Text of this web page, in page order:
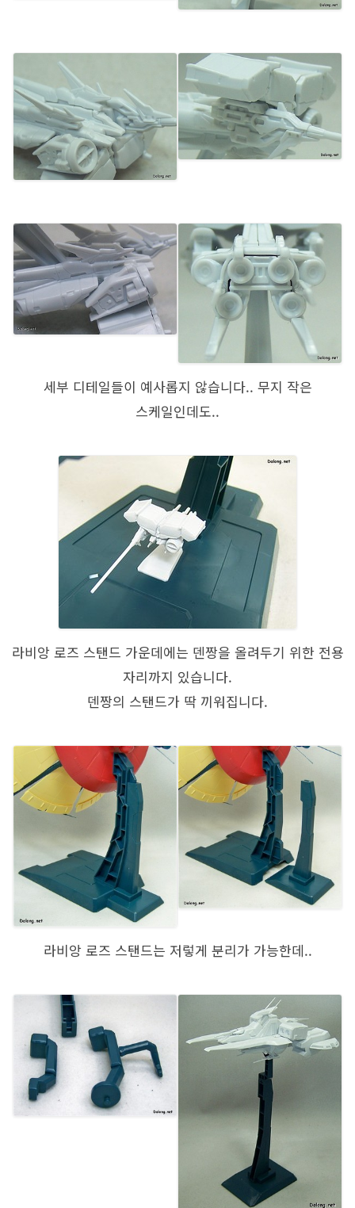
세부 디테일들이 예사롭지 않습니다.. 무지 작은
스케일인데도..
라비앙 로즈 스탠드 가운데에는 덴짱을 올려두기 위한 전용
자리까지 있습니다.
덴짱의 스탠드가 딱 끼워집니다.
라비앙 로즈 스탠드는 저렇게 분리가 가능한데..